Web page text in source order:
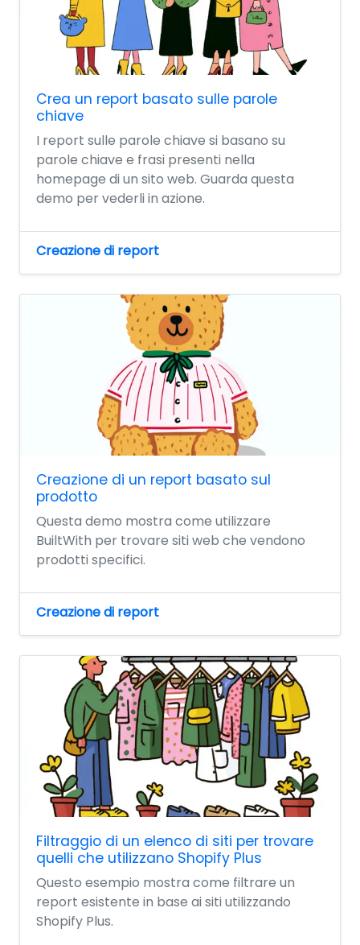
Crea un report basato sulle parole
chiave
I report sulle parole chiave si basano su
parole chiave e frasi presenti nella
homepage di un sito web. Guarda questa
demo per vederli in azione.
Creazione di report
Creazione di un report basato sul
prodotto
Questa demo mostra come utilizzare
BuiltWith per trovare siti web che vendono
prodotti specifici.
Creazione di report
Filtraggio di un elenco di siti per trovare
quelli che utilizzano Shopify Plus
Questo esempio mostra come filtrare un
report esistente in base ai siti utilizzando
Shopify Plus.